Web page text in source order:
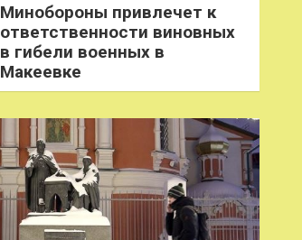
Минобороны привлечет к
ответственности виновных
в гибели военных в
Макеевке